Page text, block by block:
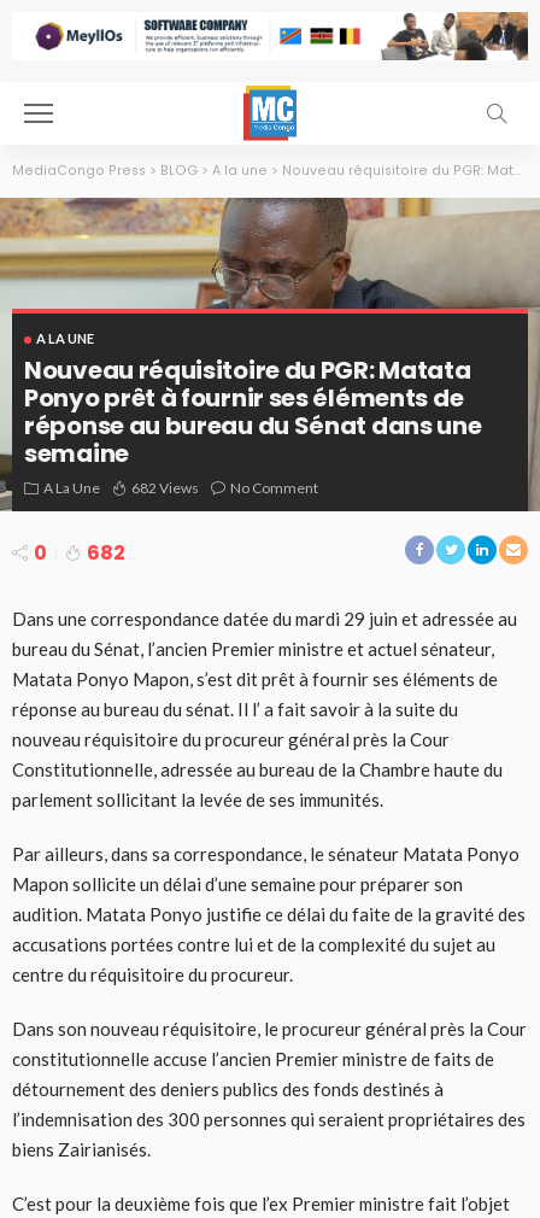
MediaCongo Press > BLOG > A la une > Nouveau réquisitoire du PGR: Matata Ponyo prêt à fournir ses éléments de réponse au bureau du Sénat dans une semaine
A LA UNE
Nouveau réquisitoire du PGR: Matata
Ponyo prêt à fournir ses éléments de
réponse au bureau du Sénat dans une
semaine
A La Une 682 Views No Comment
0 682
Dans une correspondance datée du mardi 29 juin et adressée au
bureau du Sénat, l’ancien Premier ministre et actuel sénateur,
Matata Ponyo Mapon, s’est dit prêt à fournir ses éléments de
réponse au bureau du sénat. Il l’ a fait savoir à la suite du
nouveau réquisitoire du procureur général près la Cour
Constitutionnelle, adressée au bureau de la Chambre haute du
parlement sollicitant la levée de ses immunités.
Par ailleurs, dans sa correspondance, le sénateur Matata Ponyo
Mapon sollicite un délai d’une semaine pour préparer son
audition. Matata Ponyo justifie ce délai du faite de la gravité des
accusations portées contre lui et de la complexité du sujet au
centre du réquisitoire du procureur.
Dans son nouveau réquisitoire, le procureur général près la Cour
constitutionnelle accuse l’ancien Premier ministre de faits de
détournement des deniers publics des fonds destinés à
l’indemnisation des 300 personnes qui seraient propriétaires des
biens Zairianisés.
C’est pour la deuxième fois que l’ex Premier ministre fait l’objet